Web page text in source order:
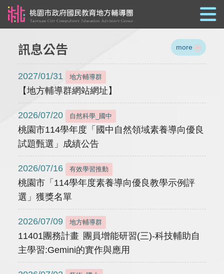
訊息公告 more
2027/01/31 地方輔導群
【地方輔導群網站網址】
2026/07/20 自然科學_國中
桃園市114學年度「國中自然領域素養導向優良
試題甄選」成績公告
2026/07/16 有效學習推動
桃園市「114學年度素養導向優良教學示例評
選」獲獎名單
2026/07/09 地方輔導群
11401團務計畫 團員增能研習(三)-科技輔助自
主學習:Gemini的實作與應用